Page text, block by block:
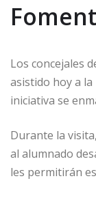
Los concejales
asistido hoy a
iniciativa se
Durante la
al alumnado
les permitirán